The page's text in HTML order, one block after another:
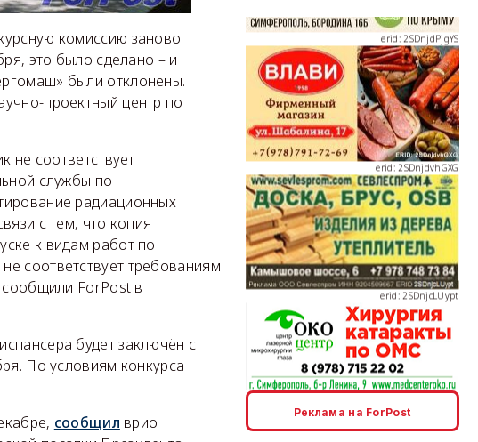
комиссию заново
это было сделано – и
были отклонены.
проектный центр по
не соответствует
службы по
радиационных
с тем, что копия
к видам работ по
соответствует требованиям
сообщили ForPost в
будет заключён с
По условиям конкурса
сообщил врио
erid: 2SDnjdPjgYS
erid: 2SDnjdvhGXG
erid: 2SDnjcLUypt
erid: 2SDnjcrDNw6
Реклама на ForPost